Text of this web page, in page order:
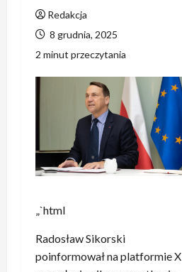
Redakcja
8 grudnia, 2025
2 minut przeczytania
„`html
Radosław Sikorski
poinformował na platformie X